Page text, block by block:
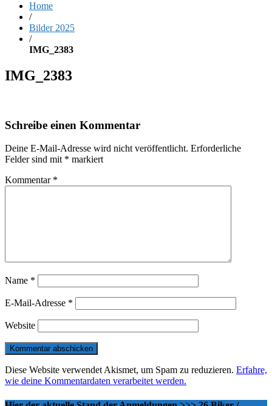
Home
/
Bilder 2025
/
IMG_2383
IMG_2383
Schreibe einen Kommentar
Deine E-Mail-Adresse wird nicht veröffentlicht. Erforderliche
Felder sind mit * markiert
Kommentar *
Name *
E-Mail-Adresse *
Website
Diese Website verwendet Akismet, um Spam zu reduzieren. Erfahre,
wie deine Kommentardaten verarbeitet werden.